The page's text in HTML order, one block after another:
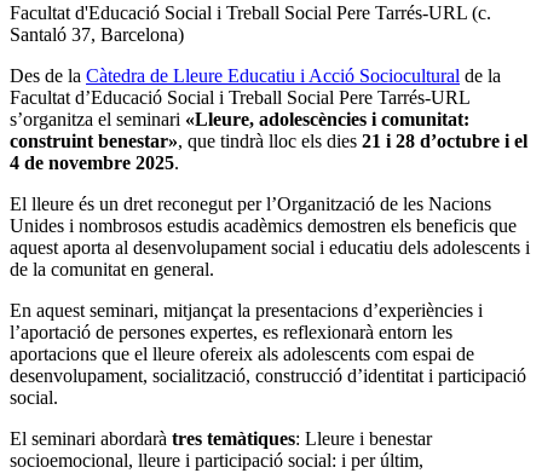
Facultat d'Educació Social i Treball Social Pere Tarrés-URL (c.
Santaló 37, Barcelona)
Des de la Càtedra de Lleure Educatiu i Acció Sociocultural de la
Facultat d’Educació Social i Treball Social Pere Tarrés-URL
s’organitza el seminari «Lleure, adolescències i comunitat:
construint benestar», que tindrà lloc els dies 21 i 28 d’octubre i el
4 de novembre 2025.
El lleure és un dret reconegut per l’Organització de les Nacions
Unides i nombrosos estudis acadèmics demostren els beneficis que
aquest aporta al desenvolupament social i educatiu dels adolescents i
de la comunitat en general.
En aquest seminari, mitjançat la presentacions d’experiències i
l’aportació de persones expertes, es reflexionarà entorn les
aportacions que el lleure ofereix als adolescents com espai de
desenvolupament, socialització, construcció d’identitat i participació
social.
El seminari abordarà tres temàtiques: Lleure i benestar
socioemocional, lleure i participació social: i per últim,